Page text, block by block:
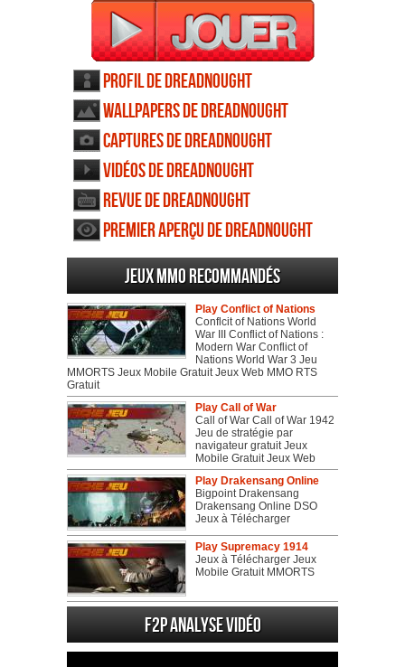
Profil de Dreadnought
Wallpapers de Dreadnought
Captures de Dreadnought
Vidéos de Dreadnought
Revue de Dreadnought
Premier aperçu de Dreadnought
Jeux MMO recommandés
Play Conflict of Nations
Conflcit of Nations World
War III Conflict of Nations :
Modern War Conflict of
Nations World War 3 Jeu
MMORTS Jeux Mobile Gratuit Jeux Web MMO RTS
Gratuit
Play Call of War
Call of War Call of War 1942
Jeu de stratégie par
navigateur gratuit Jeux
Mobile Gratuit Jeux Web
Play Drakensang Online
Bigpoint Drakensang
Drakensang Online DSO
Jeux à Télécharger
Play Supremacy 1914
Jeux à Télécharger Jeux
Mobile Gratuit MMORTS
F2P Analyse vidéo